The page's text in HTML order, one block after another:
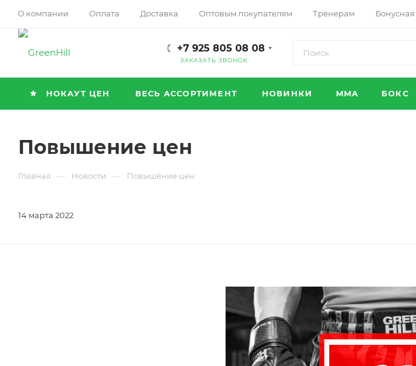
О компании Оплата Доставка Оптовым покупателям Тренерам
+7 925 805 08 08
ЗАКАЗАТЬ ЗВОНОК
НОКАУТ ЦЕН ВЕСЬ АССОРТИМЕНТ НОВИНКИ MMA БОКС
Повышение цен
Главная — Новости — Повышение цен
14 марта 2022